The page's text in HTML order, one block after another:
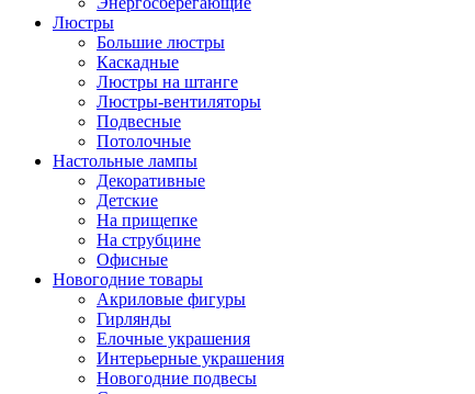
Люстры
Большие люстры
Каскадные
Люстры на штанге
Люстры-вентиляторы
Подвесные
Потолочные
Настольные лампы
Декоративные
Детские
На прищепке
На струбцине
Офисные
Новогодние товары
Акриловые фигуры
Гирлянды
Елочные украшения
Интерьерные украшения
Новогодние подвесы